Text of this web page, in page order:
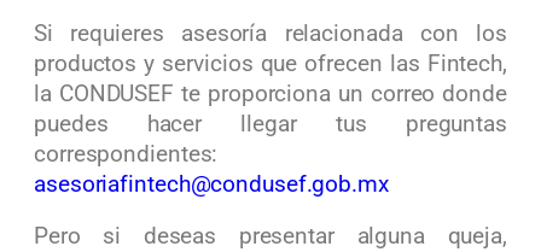
Si requieres asesoría relacionada con los
productos y servicios que ofrecen las Fintech,
la CONDUSEF te proporciona un correo donde
puedes hacer llegar tus preguntas
correspondientes:
asesoriafintech@condusef.gob.mx
Pero si deseas presentar alguna queja,